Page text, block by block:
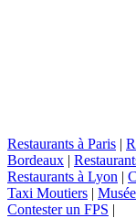
Restaurants à Paris |
Bordeaux |
Restaurants à Lyon |
Taxi Moutiers |
Contester un FPS |